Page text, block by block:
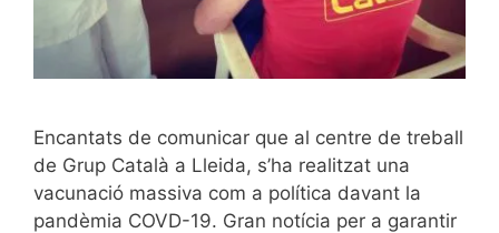
Encantats de comunicar que al centre de treball
de Grup Català a Lleida, s’ha realitzat una
vacunació massiva com a política davant la
pandèmia COVD-19. Gran notícia per a garantir